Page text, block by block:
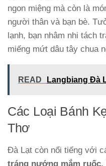
ngon miệng mà còn là
người thân và bạn bè.
lạnh, bạn nhâm nhi tách
miếng mứt dâu tây chua
READ Langbiang Đà
Các Loại Bánh
Thơ
Đà Lạt còn nổi tiếng với
tráng nướng mắm ruốc,